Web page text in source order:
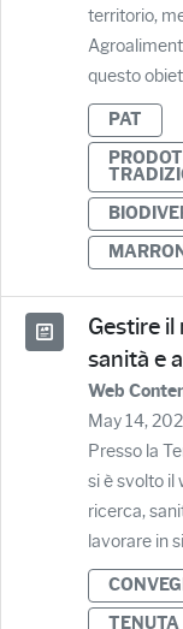
territorio,
questo
PAT
Gestire
sanità e
Web
May 14,
Presso la
si è svolto il
ricerca,
lavorare in
TENUTA